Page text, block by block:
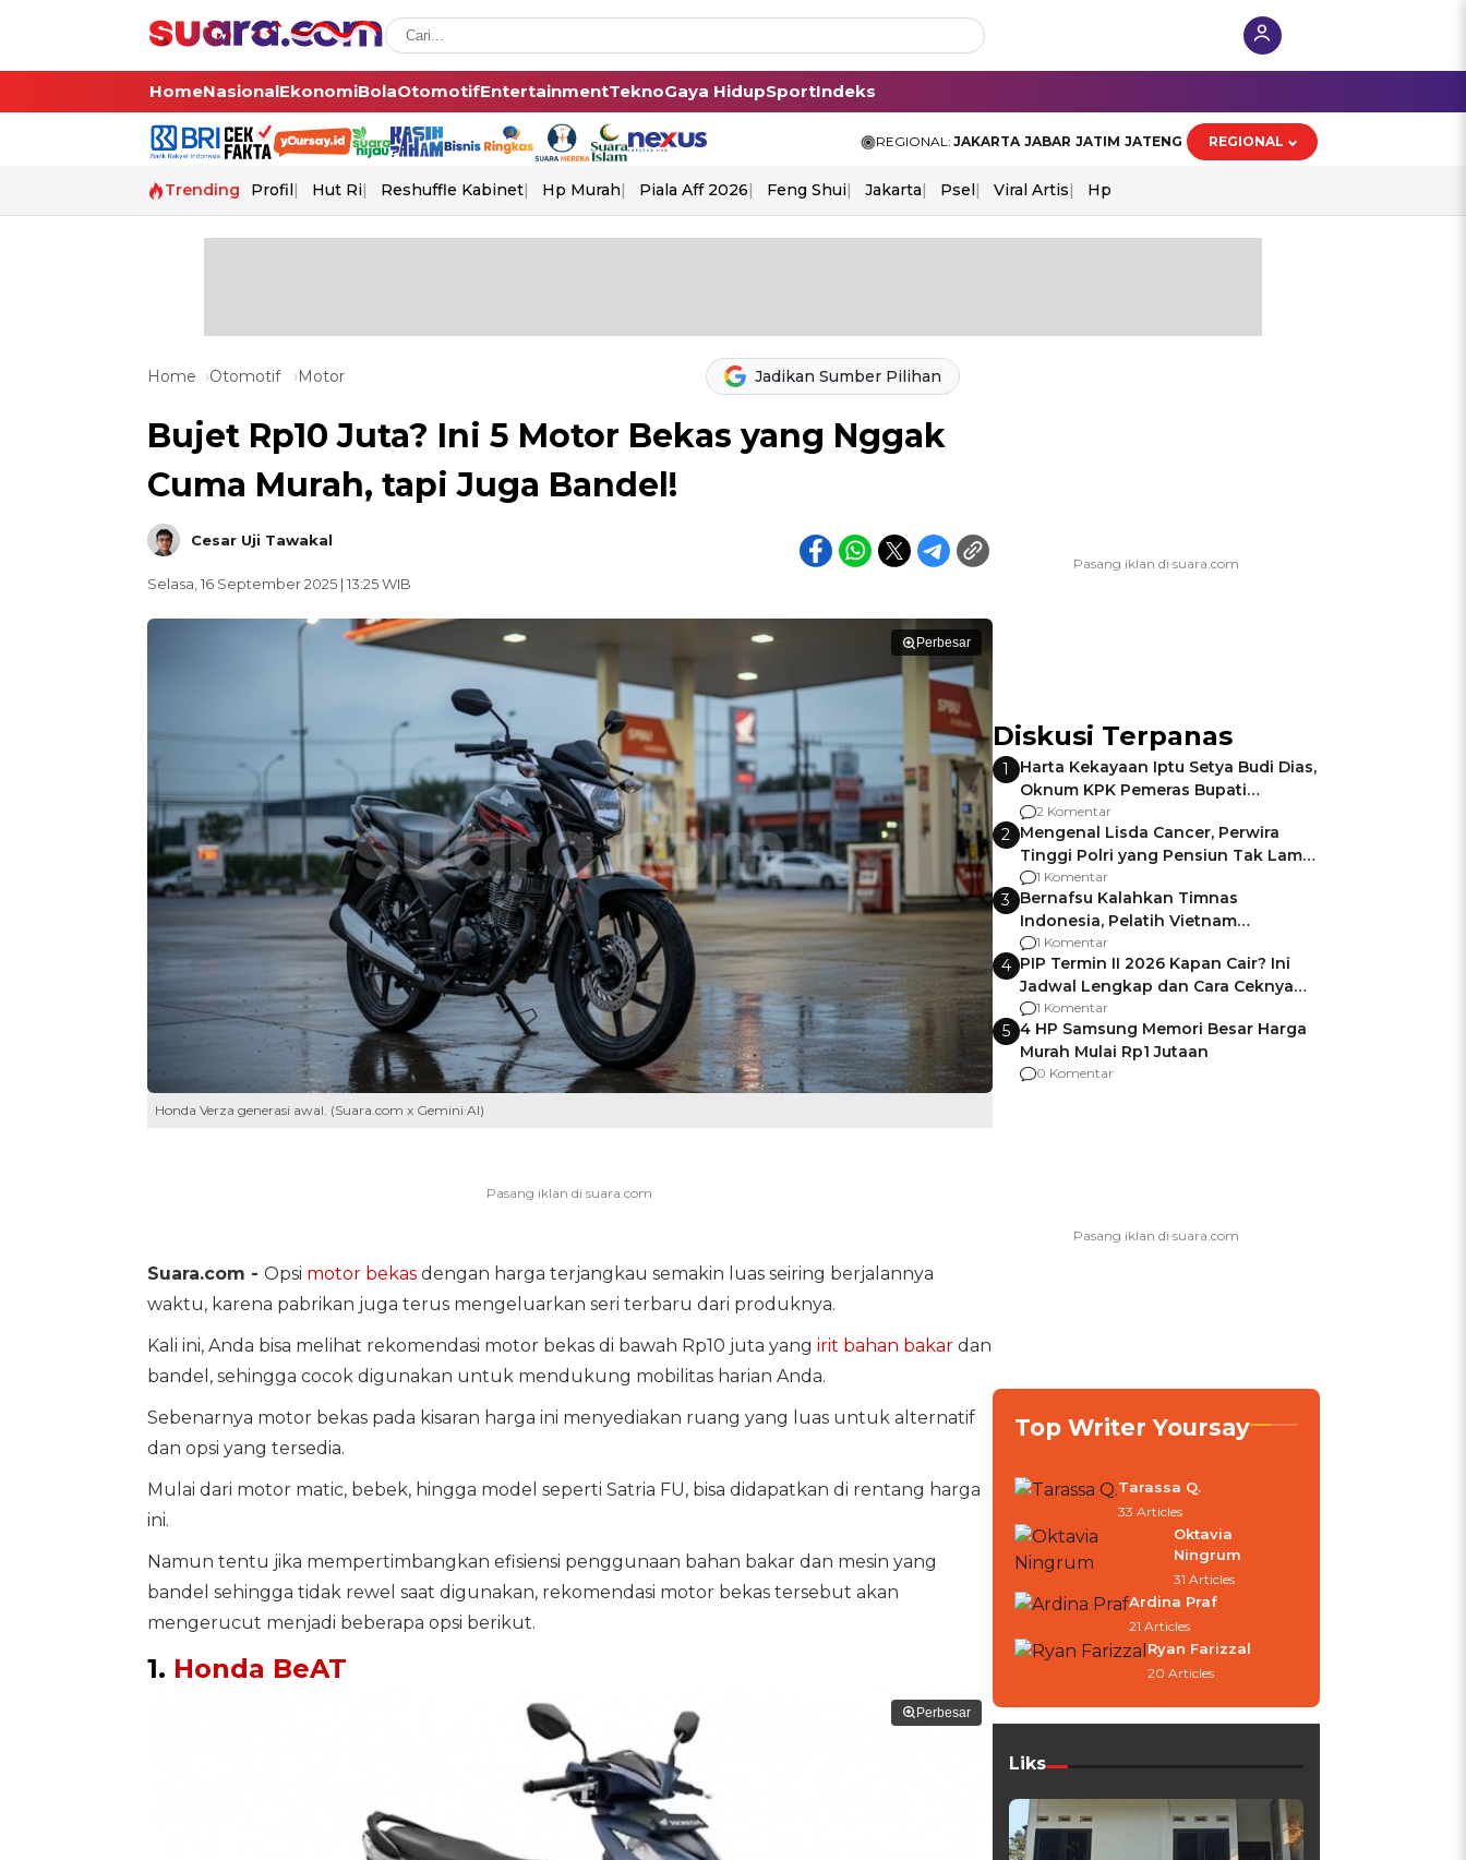
HomeNasionalEkonomiBolaOtomotifEntertainmentTeknoGaya HidupSportIndeks
REGIONAL: JAKARTA JABAR JATIM JATENG REGIONAL
Trending Profil Hut Ri Reshuffle Kabinet Hp Murah Piala Aff 2026 Feng Shui Jakarta Psel Viral Artis Hp
Home Otomotif Motor Jadikan Sumber Pilihan
Bujet Rp10 Juta? Ini 5 Motor Bekas yang Nggak
Cuma Murah, tapi Juga Bandel!
Cesar Uji Tawakal
Selasa, 16 September 2025 | 13:25 WIB
Perbesar
Honda Verza generasi awal. (Suara.com x Gemini AI)
Suara.com - Opsi motor bekasdengan harga terjangkau semakin luas seiring berjalannya
waktu, karena pabrikan juga terus mengeluarkan seri terbaru dari produknya.
Kali ini, Anda bisa melihat rekomendasi motor bekas di bawah Rp10 juta yang irit bahan bakardan
bandel, sehingga cocok digunakan untuk mendukung mobilitas harian Anda.
Sebenarnya motor bekas pada kisaran harga ini menyediakan ruang yang luas untuk alternatif
dan opsi yang tersedia.
Mulai dari motor matic, bebek, hingga model seperti Satria FU, bisa didapatkan di rentang harga
ini.
Namun tentu jika mempertimbangkan efisiensi penggunaan bahan bakar dan mesin yang
bandel sehingga tidak rewel saat digunakan, rekomendasi motor bekas tersebut akan
mengerucut menjadi beberapa opsi berikut.
1. Honda BeAT
Perbesar
Diskusi Terpanas
1
Harta Kekayaan Iptu Setya Budi Dias,
Oknum KPK Pemeras Bupati
Pemalang
2 Komentar
2 Mengenal Lisda Cancer, Perwira
Tinggi Polri yang Pensiun Tak Lama
Usai Jadi Brigjen
1 Komentar
3 Bernafsu Kalahkan Timnas
Indonesia, Pelatih Vietnam
Berencana Pakai Jimat di Pakansari
1 Komentar
4 PIP Termin II 2026 Kapan Cair? Ini
Jadwal Lengkap dan Cara Ceknya
agar Dana Tidak Hangus!
1 Komentar
5 4 HP Samsung Memori Besar Harga
Murah Mulai Rp1 Jutaan
0 Komentar
Top Writer Yoursay
Tarassa Q.
33 Articles
Oktavia
Ningrum
31 Articles
Ardina Praf
21 Articles
Ryan Farizzal
20 Articles
Liks